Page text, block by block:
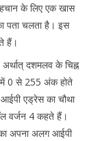
के लिए एक खास
पता चलता है। इस
हैं।
दशमलव के चिह्न
में 0 से 255 अंक होते
एड्रेस का चौथा
वर्जन 4 कहते हैं।
अपना अलग आईपी